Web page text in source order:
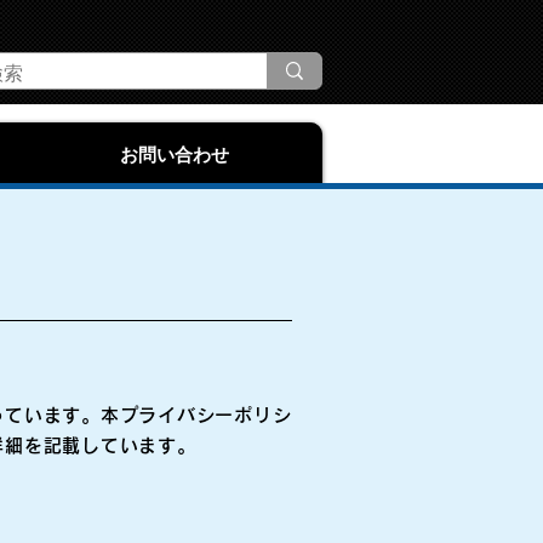
お問い合わせ
います。本プライバシーポリシ
を記載しています。